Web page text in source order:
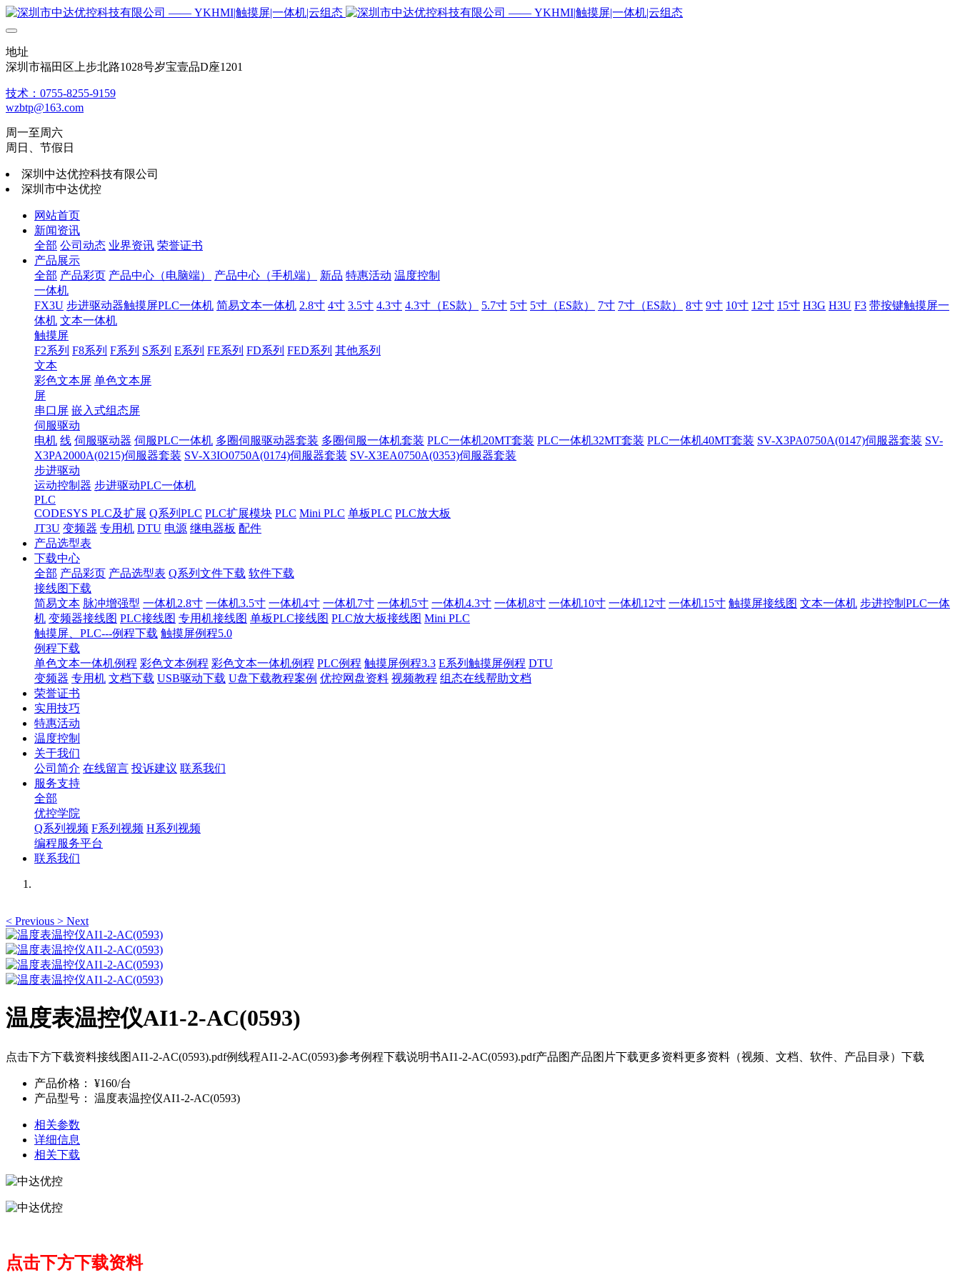
地址
深圳市福田区上步北路1028号岁宝壹品D座1201
技术：0755-8255-9159
wzbtp@163.com
周一至周六
周日、节假日
深圳中达优控科技有限公司
深圳市中达优控
网站首页
新闻资讯
全部 公司动态 业界资讯 荣誉证书
产品展示
全部 产品彩页 产品中心（电脑端） 产品中心（手机端） 新品 特惠活动 温度控制
一体机
FX3U 步进驱动器触摸屏PLC一体机 简易文本一体机 2.8寸 4寸 3.5寸 4.3寸 4.3寸（ES款） 5.7寸 5寸 5寸（ES款） 7寸 7寸（ES款） 8寸 9寸 10寸 12寸 15寸 H3G H3U F3 带按键触摸屏一
体机 文本一体机
触摸屏
F2系列 F8系列 F系列 S系列 E系列 FE系列 FD系列 FED系列 其他系列
文本
彩色文本屏 单色文本屏
屏
串口屏 嵌入式组态屏
伺服驱动
电机 线 伺服驱动器 伺服PLC一体机 多圈伺服驱动器套装 多圈伺服一体机套装 PLC一体机20MT套装 PLC一体机32MT套装 PLC一体机40MT套装 SV-X3PA0750A(0147)伺服器套装 SV-
X3PA2000A(0215)伺服器套装 SV-X3IO0750A(0174)伺服器套装 SV-X3EA0750A(0353)伺服器套装
步进驱动
运动控制器 步进驱动PLC一体机
PLC
CODESYS PLC及扩展 Q系列PLC PLC扩展模块 PLC Mini PLC 单板PLC PLC放大板
JT3U 变频器 专用机 DTU 电源 继电器板 配件
产品选型表
下载中心
全部 产品彩页 产品选型表 Q系列文件下载 软件下载
接线图下载
简易文本 脉冲增强型 一体机2.8寸 一体机3.5寸 一体机4寸 一体机7寸 一体机5寸 一体机4.3寸 一体机8寸 一体机10寸 一体机12寸 一体机15寸 触摸屏接线图 文本一体机 步进控制PLC一体
机 变频器接线图 PLC接线图 专用机接线图 单板PLC接线图 PLC放大板接线图 Mini PLC
触摸屏、PLC---例程下载 触摸屏例程5.0
例程下载
单色文本一体机例程 彩色文本例程 彩色文本一体机例程 PLC例程 触摸屏例程3.3 E系列触摸屏例程 DTU
变频器 专用机 文档下载 USB驱动下载 U盘下载教程案例 优控网盘资料 视频教程 组态在线帮助文档
荣誉证书
实用技巧
特惠活动
温度控制
关于我们
公司简介 在线留言 投诉建议 联系我们
服务支持
全部
优控学院
Q系列视频 F系列视频 H系列视频
编程服务平台
联系我们
< Previous > Next
温度表温控仪AI1-2-AC(0593)
点击下方下载资料接线图AI1-2-AC(0593).pdf例线程AI1-2-AC(0593)参考例程下载说明书AI1-2-AC(0593).pdf产品图产品图片下载更多资料更多资料（视频、文档、软件、产品目录）下载
产品价格：
¥160/台
产品型号：
温度表温控仪AI1-2-AC(0593)
相关参数
详细信息
相关下载
点击下方下载资料